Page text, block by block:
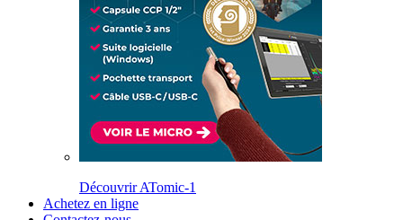
Découvrir ATomic-1
Achetez en ligne